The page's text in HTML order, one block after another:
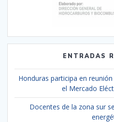
ENTRADAS
Honduras participa en
el Mercado
Docentes de la zona sur